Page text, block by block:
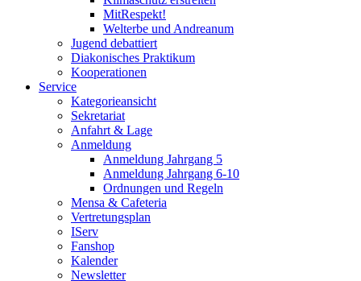
MitRespekt!
Welterbe und Andreanum
Jugend debattiert
Diakonisches Praktikum
Kooperationen
Service
Kategorieansicht
Sekretariat
Anfahrt & Lage
Anmeldung
Anmeldung Jahrgang 5
Anmeldung Jahrgang 6-10
Ordnungen und Regeln
Mensa & Cafeteria
Vertretungsplan
IServ
Fanshop
Kalender
Newsletter